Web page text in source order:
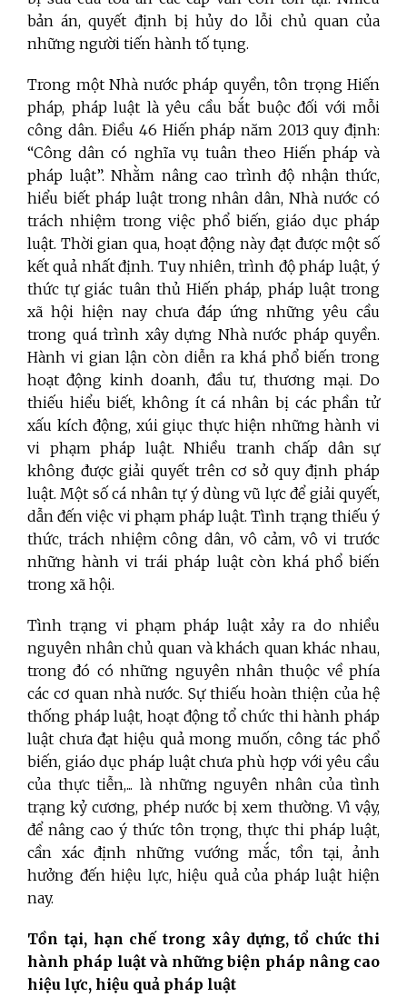
bản án, quyết định bị hủy do lỗi chủ quan của
những người tiến hành tố tụng.
Trong một Nhà nước pháp quyền, tôn trọng Hiến
pháp, pháp luật là yêu cầu bắt buộc đối với mỗi
công dân. Điều 46 Hiến pháp năm 2013 quy định:
“Công dân có nghĩa vụ tuân theo Hiến pháp và
pháp luật”. Nhằm nâng cao trình độ nhận thức,
hiểu biết pháp luật trong nhân dân, Nhà nước có
trách nhiệm trong việc phổ biến, giáo dục pháp
luật. Thời gian qua, hoạt động này đạt được một số
kết quả nhất định. Tuy nhiên, trình độ pháp luật, ý
thức tự giác tuân thủ Hiến pháp, pháp luật trong
xã hội hiện nay chưa đáp ứng những yêu cầu
trong quá trình xây dựng Nhà nước pháp quyền.
Hành vi gian lận còn diễn ra khá phổ biến trong
hoạt động kinh doanh, đầu tư, thương mại. Do
thiếu hiểu biết, không ít cá nhân bị các phần tử
xấu kích động, xúi giục thực hiện những hành vi
vi phạm pháp luật. Nhiều tranh chấp dân sự
không được giải quyết trên cơ sở quy định pháp
luật. Một số cá nhân tự ý dùng vũ lực để giải quyết,
dẫn đến việc vi phạm pháp luật. Tình trạng thiếu ý
thức, trách nhiệm công dân, vô cảm, vô vi trước
những hành vi trái pháp luật còn khá phổ biến
trong xã hội.
Tình trạng vi phạm pháp luật xảy ra do nhiều
nguyên nhân chủ quan và khách quan khác nhau,
trong đó có những nguyên nhân thuộc về phía
các cơ quan nhà nước. Sự thiếu hoàn thiện của hệ
thống pháp luật, hoạt động tổ chức thi hành pháp
luật chưa đạt hiệu quả mong muốn, công tác phổ
biến, giáo dục pháp luật chưa phù hợp với yêu cầu
của thực tiễn,... là những nguyên nhân của tình
trạng kỷ cương, phép nước bị xem thường. Vì vậy,
để nâng cao ý thức tôn trọng, thực thi pháp luật,
cần xác định những vướng mắc, tồn tại, ảnh
hưởng đến hiệu lực, hiệu quả của pháp luật hiện
nay.
Tồn tại, hạn chế trong xây dựng, tổ chức thi
hành pháp luật và những biện pháp nâng cao
hiệu lực, hiệu quả pháp luật